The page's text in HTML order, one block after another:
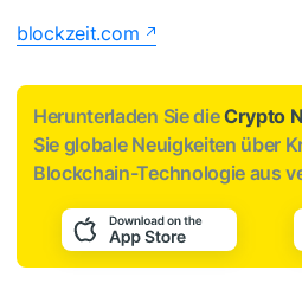
blockzeit.com
Herunterladen Sie dieCrypto
Sie globale Neuigkeiten über
Blockchain-Technologie aus